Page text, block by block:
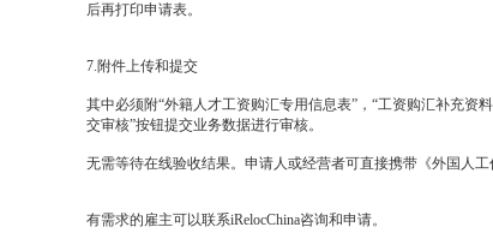
后再打印申请表。
7.附件上传和提交
其中必须附“外籍人才工资购汇专用信息表”，“工资购汇补充资
交审核”按钮提交业务数据进行审核。
无需等待在线验收结果。申请人或经营者可直接携带《外国人
有需求的雇主可以联系iRelocChina咨询和申请。